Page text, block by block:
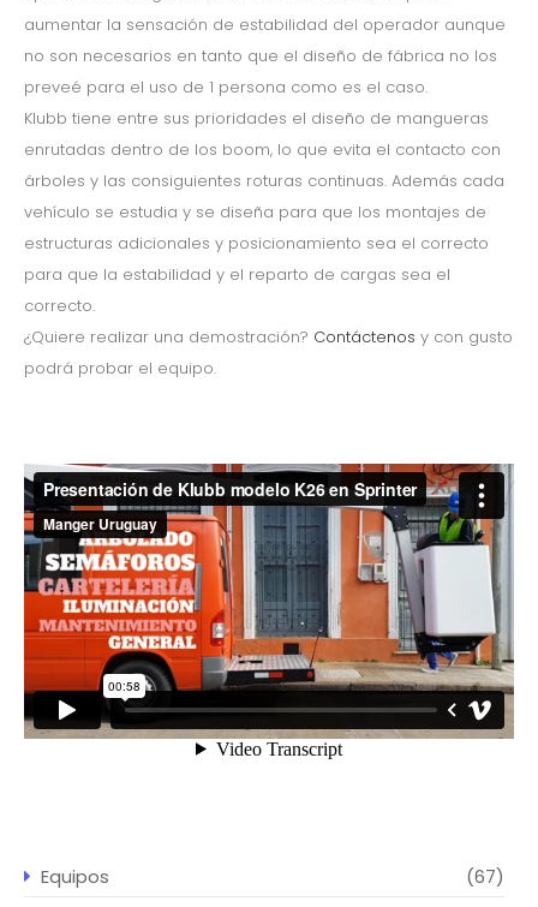
aumentar la sensación de estabilidad del operador aunque
no son necesarios en tanto que el diseño de fábrica no los
preveé para el uso de 1 persona como es el caso.
Klubb tiene entre sus prioridades el diseño de mangueras
enrutadas dentro de los boom, lo que evita el contacto con
árboles y las consiguientes roturas continuas. Además cada
vehículo se estudia y se diseña para que los montajes de
estructuras adicionales y posicionamiento sea el correcto
para que la estabilidad y el reparto de cargas sea el
correcto.
¿Quiere realizar una demostración? Contáctenos y con gusto
podrá probar el equipo.
Equipos
(67)